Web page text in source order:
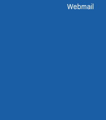
Webmail